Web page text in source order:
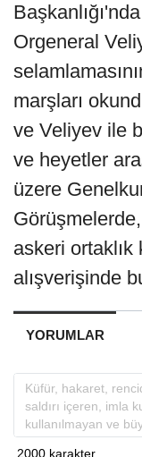
Orgeneral
marşları
ve Veliyev ile
ve heyetler
üzere
askeri ortaklık
alışverişinde
YORUMLAR